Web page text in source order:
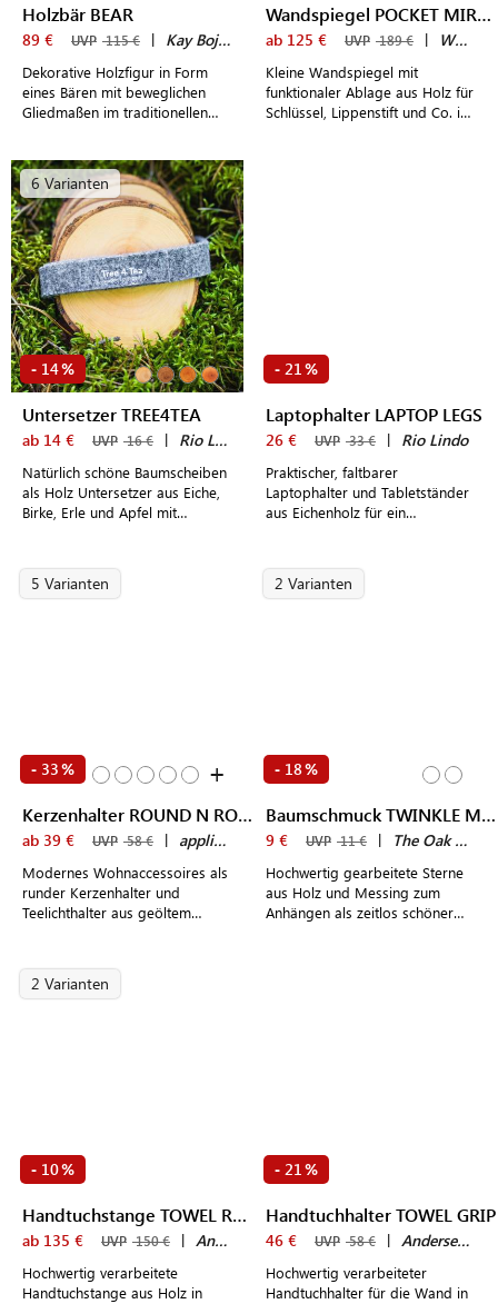
Holzbär BEAR
89 € UVP 115 € | Kay Bojesen
Dekorative Holzfigur in Form
eines Bären mit beweglichen
Gliedmaßen im traditionellen
Wandspiegel POCKET MIRROR
ab 125 € UVP 189 € | WOUD
Kleine Wandspiegel mit
funktionaler Ablage aus Holz für
Schlüssel, Lippenstift und Co. in
6 Varianten
- 14%
Untersetzer TREE4TEA
ab 14 € UVP 16 € | Rio Lindo
Natürlich schöne Baumscheiben
als Holz Untersetzer aus Eiche,
Birke, Erle und Apfel mit
- 21 %
Laptophalter LAPTOP LEGS
26 € UVP 33 € | Rio Lindo
Praktischer, faltbarer
Laptophalter und Tabletständer
aus Eichenholz für ein
5 Varianten
- 33 % +
Kerzenhalter ROUND N ROUND
ab 39 € UVP 58 € | applicata
Modernes Wohnaccessoires als
runder Kerzenhalter und
Teelichthalter aus geöltem
dänischem Design
2 Varianten
- 18%
Baumschmuck TWINKLE MINI
9 € UVP 11 € | The Oak Men
Hochwertig gearbeitete Sterne
aus Holz und Messing zum
Anhängen als zeitlos schöner
2 Varianten
- 10%
Handtuchstange TOWEL RACK
ab 135 € UVP 150 € | Andersen Furniture
Hochwertig verarbeitete
Handtuchstange aus Holz in
- 21 %
Handtuchhalter TOWEL GRIP
46 € UVP 58 € | Andersen Furniture
Hochwertig verarbeiteter
Handtuchhalter für die Wand in